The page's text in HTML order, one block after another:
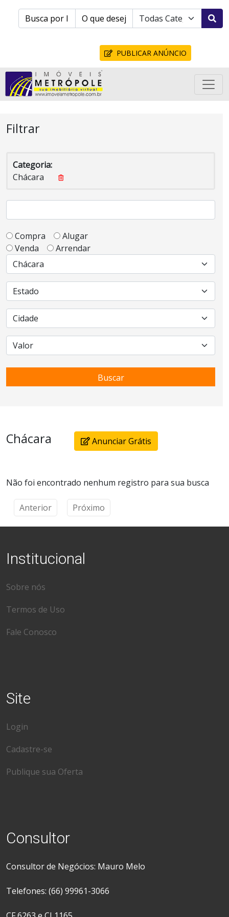
PUBLICAR ANÚNCIO
Filtrar
Categoria:
Chácara
Compra
Alugar
Venda
Arrendar
Buscar
Chácara Anunciar Grátis
Não foi encontrado nenhum registro para sua busca
Anterior Próximo
Institucional
Sobre nós
Termos de Uso
Fale Conosco
Site
Login
Cadastre-se
Publique sua Oferta
Consultor
Consultor de Negócios: Mauro Melo
Telefones: (66) 99961-3066